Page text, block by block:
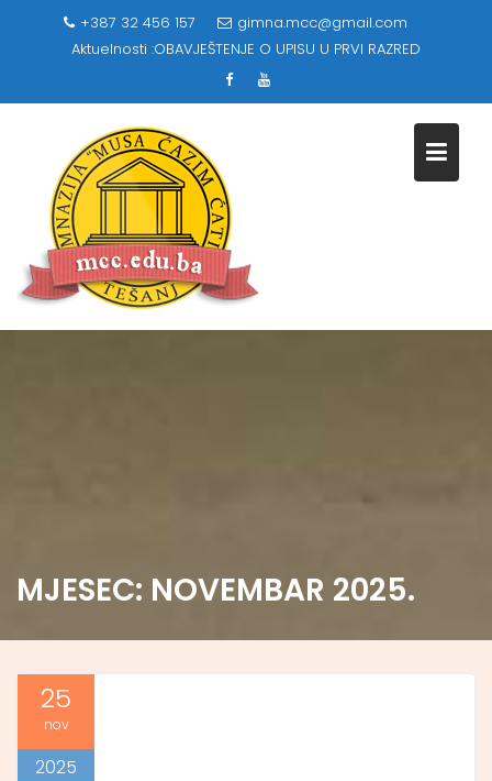
+387 32 456 157
gimna.mcc@gmail.com
Aktuelnosti :OBAVJEŠTENJE O UPISU U PRVI RAZRED
MJESEC: NOVEMBAR 2025.
25
nov
2025